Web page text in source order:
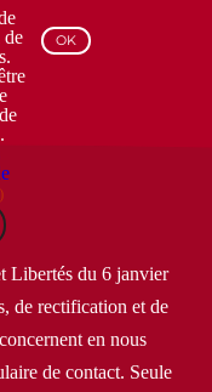
de
Libertés du 6 janvier
de rectification et de
en nous
de contact. Seule